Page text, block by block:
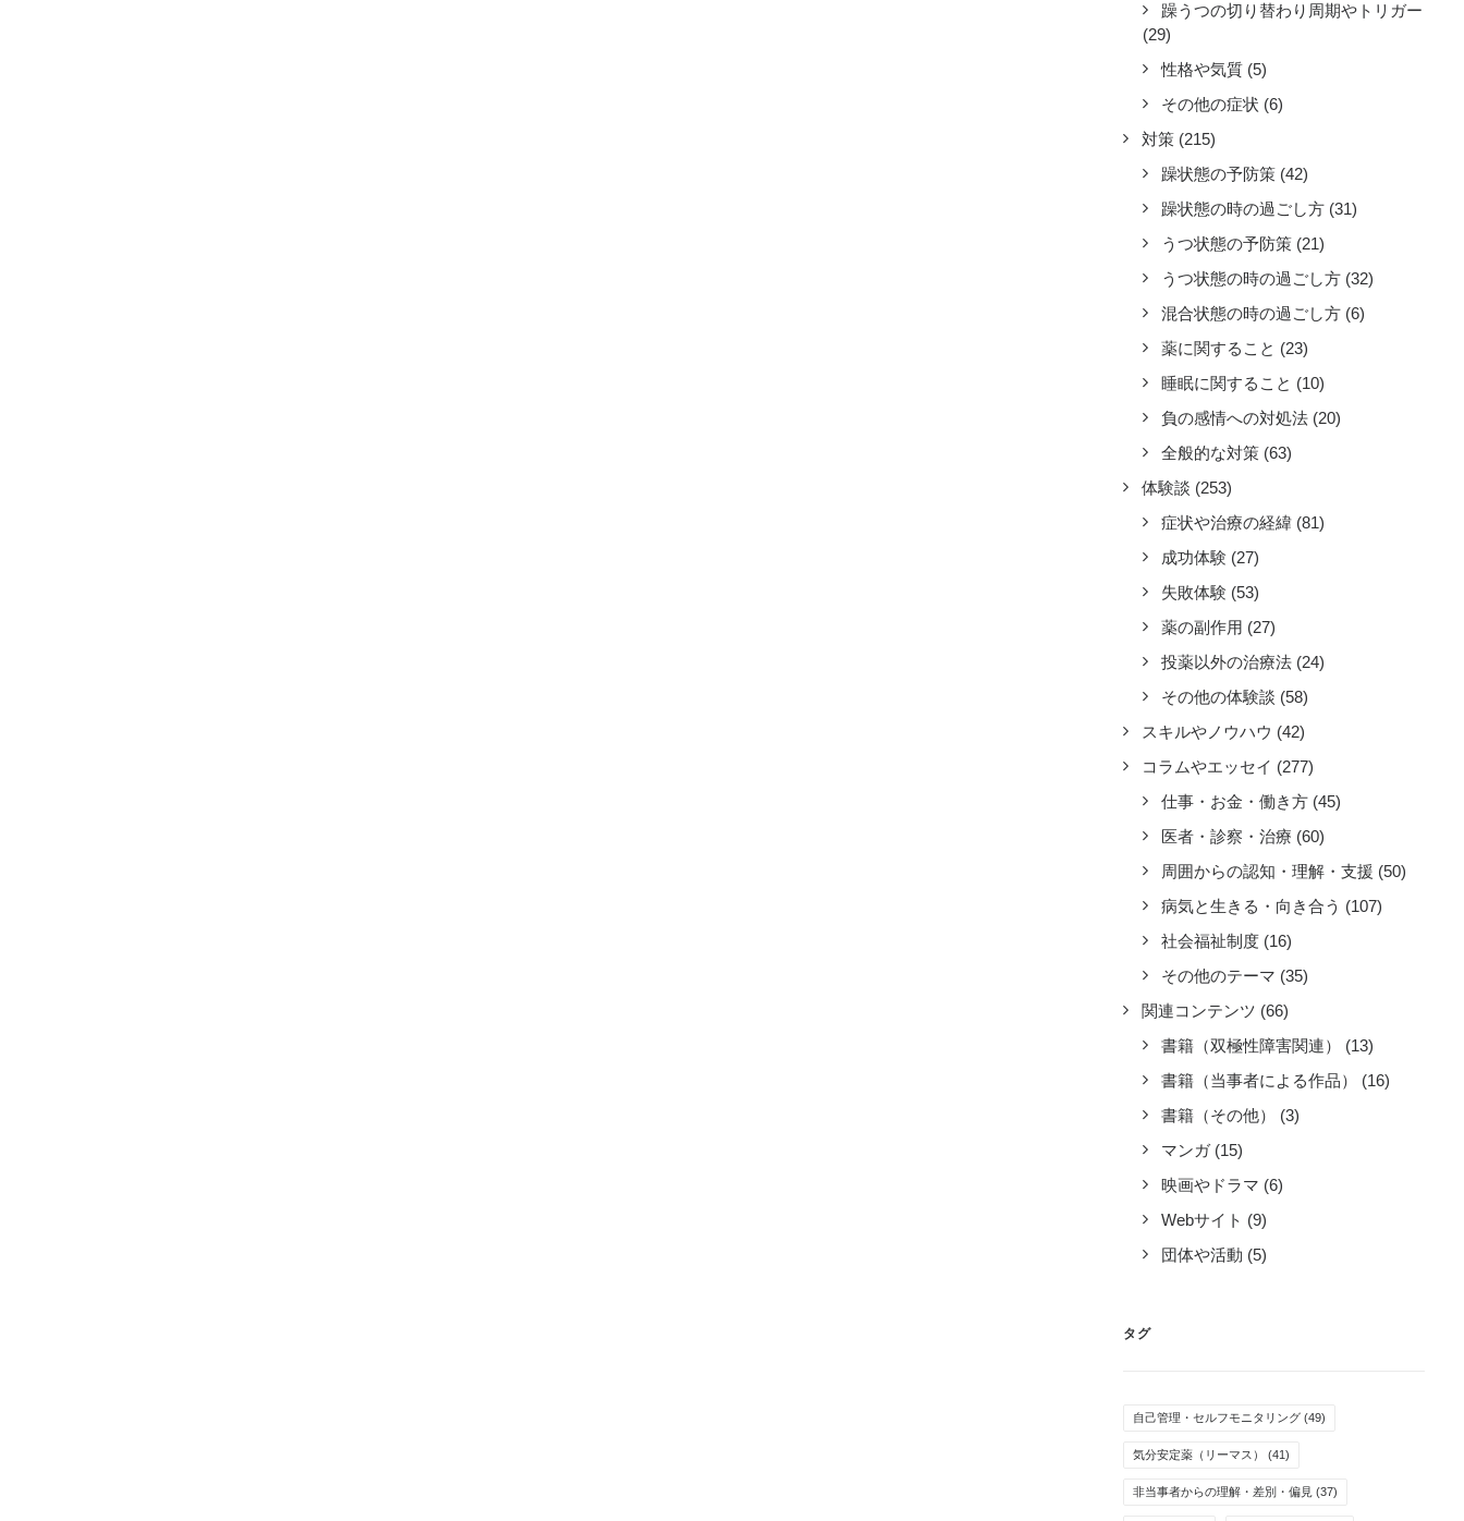
躁うつの切り替わり周期やトリガー
(29)
性格や気質 (5)
その他の症状 (6)
対策 (215)
躁状態の予防策 (42)
躁状態の時の過ごし方 (31)
うつ状態の予防策 (21)
うつ状態の時の過ごし方 (32)
混合状態の時の過ごし方 (6)
薬に関すること (23)
睡眠に関すること (10)
負の感情への対処法 (20)
全般的な対策 (63)
体験談 (253)
症状や治療の経緯 (81)
成功体験 (27)
失敗体験 (53)
薬の副作用 (27)
投薬以外の治療法 (24)
その他の体験談 (58)
スキルやノウハウ (42)
コラムやエッセイ (277)
仕事・お金・働き方 (45)
医者・診察・治療 (60)
周囲からの認知・理解・支援 (50)
病気と生きる・向き合う (107)
社会福祉制度 (16)
その他のテーマ (35)
関連コンテンツ (66)
書籍（双極性障害関連）
(13)
書籍（当事者による作品）
(16)
書籍（その他）
(3)
マンガ (15)
映画やドラマ (6)
Webサイト (9)
団体や活動 (5)
タグ
自己管理・セルフモニタリング (49)
気分安定薬（リーマス） (41)
非当事者からの理解・差別・偏見 (37)